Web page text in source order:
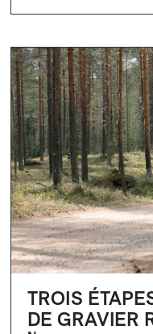
TROIS
DE GRAVIER